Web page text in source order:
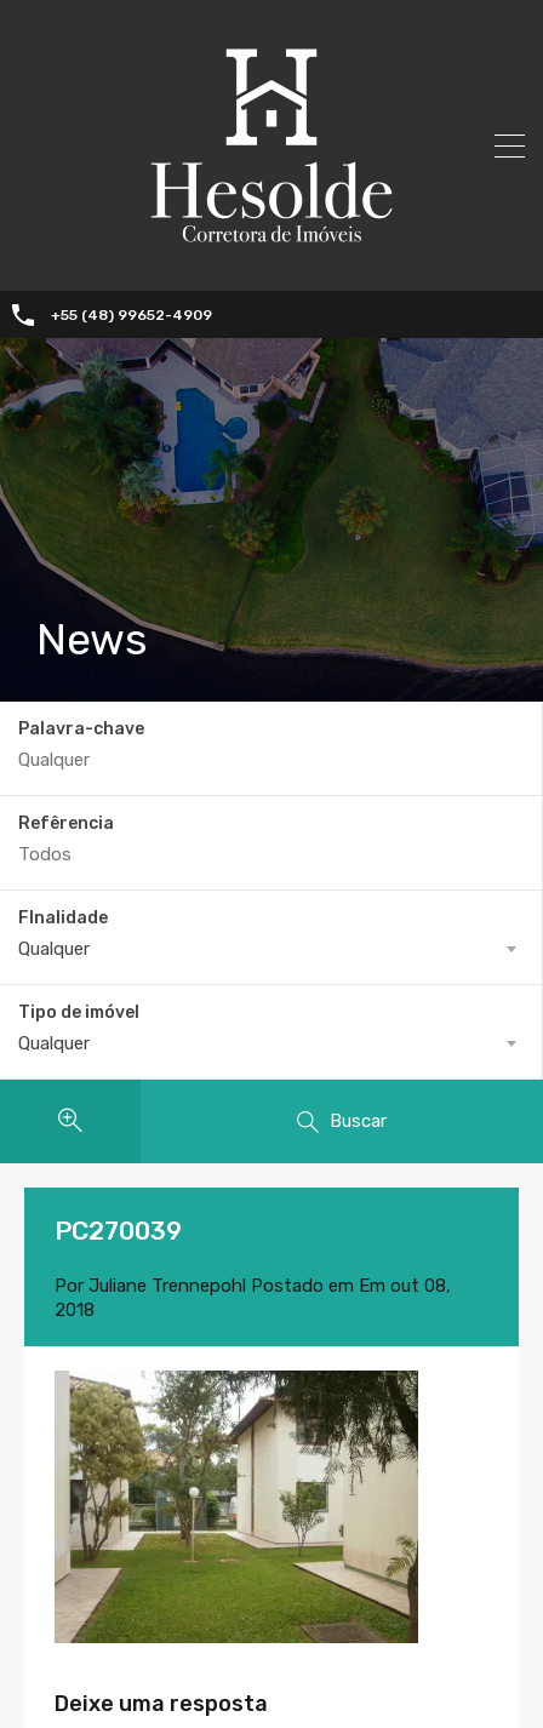
+55 (48) 99652-4909
News
Palavra-chave
Refêrencia
FInalidade
Qualquer
Tipo de imóvel
Qualquer
Buscar
PC270039
Por Juliane Trennepohl Postado em Em out 08,
2018
Deixe uma resposta